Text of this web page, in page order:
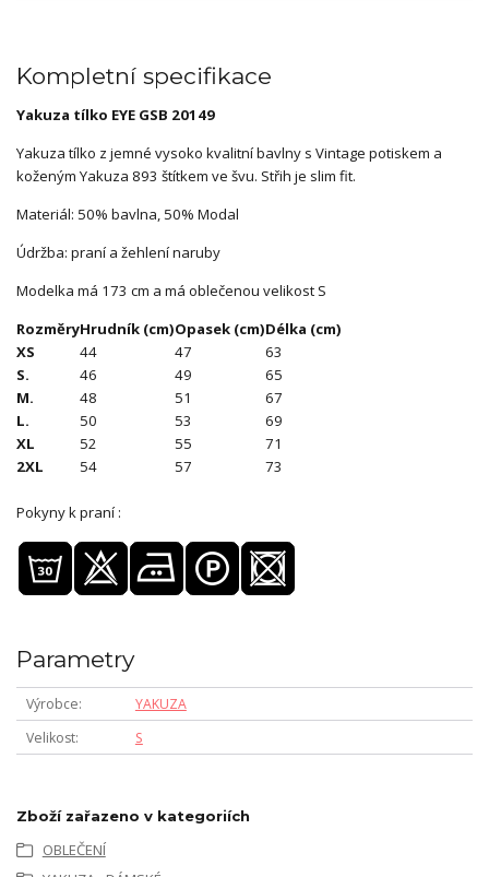
Kompletní specifikace
Yakuza tílko EYE GSB 20149
Yakuza tílko z jemné vysoko kvalitní bavlny s Vintage potiskem a
koženým Yakuza 893 štítkem ve švu. Střih je slim fit.
Materiál: 50% bavlna, 50% Modal
Údržba: praní a žehlení naruby
Modelka má 173 cm a má oblečenou velikost S
RozměryHrudník (cm)Opasek (cm)Délka (cm)
XS
44 47
63
S.
46 49
65
M.
48 51
67
L.
50 53
69
XL
52 55
71
2XL
54 57 73
Pokyny k praní :
Parametry
Výrobce
YAKUZA
Velikost
S
Zboží zařazeno v kategoriích
OBLEČENÍ